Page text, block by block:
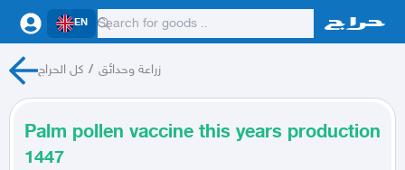
EN
كل الحراج / زراعة وحدائق
Palm pollen vaccine this years production
1447